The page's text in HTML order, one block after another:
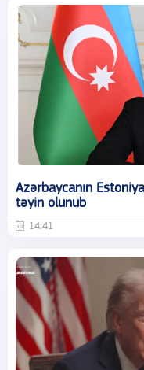
Azərbaycanın
təyin olunub
14:41